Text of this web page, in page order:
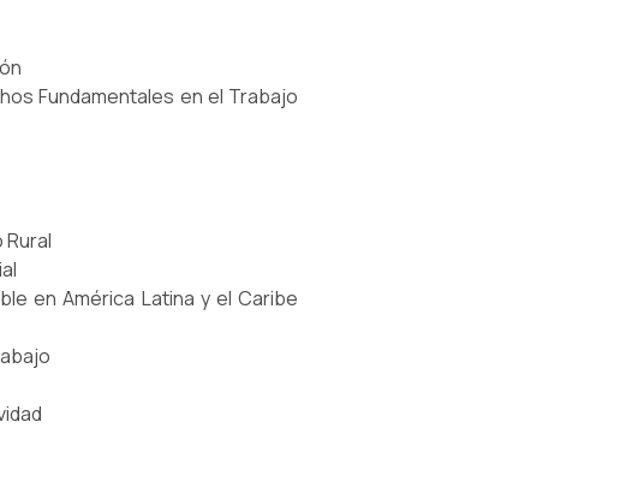
Fundamentales en el Trabajo
en América Latina y el Caribe